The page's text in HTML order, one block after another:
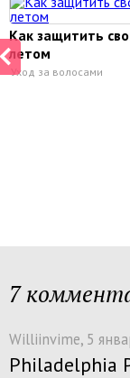
Как защитить
летом
Уход за волосами
7
Williinvime, 5
Philadelphia